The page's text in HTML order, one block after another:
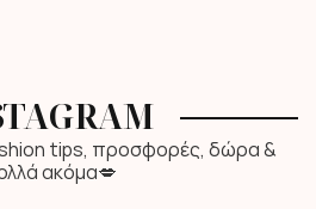
tips, προσφορές, δώρα &
ακόμα💋